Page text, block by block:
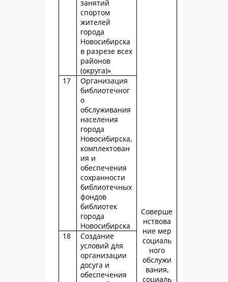
занятий
спортом
жителей
города
Новосибирска
в разрезе всех
районов
(округа)»
Соверше
нствова
ние мер
социаль
ного
обслужи
вания,
социаль
17
Организация
библиотечног
о
обслуживания
населения
города
Новосибирска,
комплектован
ия и
обеспечения
сохранности
библиотечных
фондов
библиотек
города
Новосибирска
18
Создание
условий для
организации
досуга и
обеспечения